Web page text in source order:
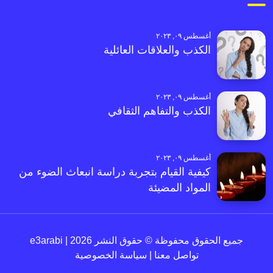
أغسطس ٠٩, ٢٠٢٣
الكذب والعلاقات العائلية
أغسطس ٠٩, ٢٠٢٣
الكذب والتفاهم الثقافي
أغسطس ٠٩, ٢٠٢٣
كيفية القيام بتجربة دراسة انبعاث الضوء من
المواد المضيئة
جميع الحقوق محفوظة © حقوق النشر 2026 | e3arabi
تواصل معنا
سياسة الخصوصية